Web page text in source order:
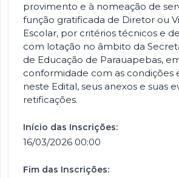
provimento e à nomeação de
função gratificada de Diretor ou
Escolar, por critérios técnicos e
com lotação no âmbito da
de Educação de Parauapebas,
conformidade com as condições
neste Edital, seus anexos e suas
retificações.
Início das Inscrições:
16/03/2026 00:00
Fim das Inscrições: